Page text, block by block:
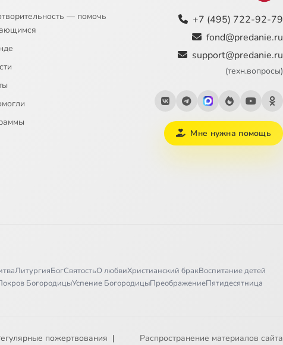
— помочь
+7 (495) 722-92-79
fond@predanie.ru
support@predanie.ru
(техн.вопросы)
Мне нужна помощь
ЛитургияБогСвятостьО любвиХристианский бракВоспитание детей
БогородицыУспение БогородицыПреображениеПятидесятница
пожертвования |
Распространение материалов сайта